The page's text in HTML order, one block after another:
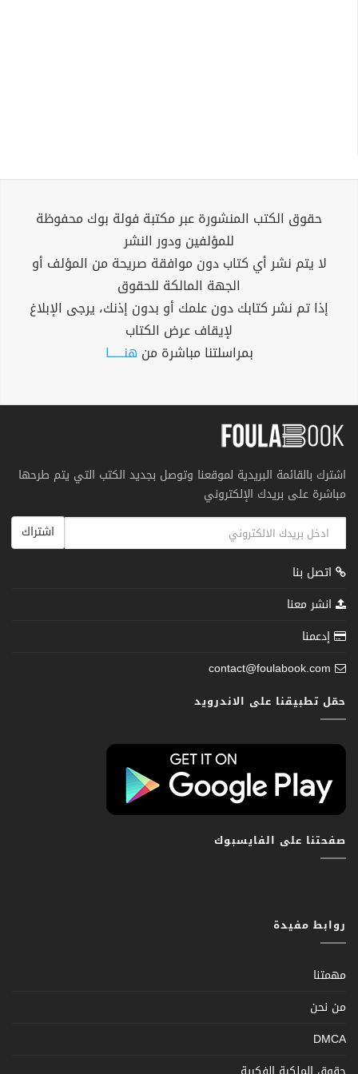
حقوق الكتب المنشورة عبر مكتبة فولة بوك محفوظة
للمؤلفين ودور النشر
لا يتم نشر أي كتاب دون موافقة صريحة من المؤلف أو
الجهة المالكة للحقوق
إذا تم نشر كتابك دون علمك أو بدون إذنك، يرجى الإبلاغ
لإيقاف عرض الكتاب
بمراسلتنا مباشرة من هنــــــا
اشترك بالقائمة البريدية لموقعنا وتوصل بجديد الكتب التي يتم طرحها
مباشرة على بريدك الإلكتروني
اشتراك
اتصل بنا
انشر معنا
إدعمنا
contact@foulabook.com
حمّل تطبيقنا على الاندرويد
صفحتنا على الفايسبوك
روابط مفيدة
مهمتنا
من نحن
DMCA